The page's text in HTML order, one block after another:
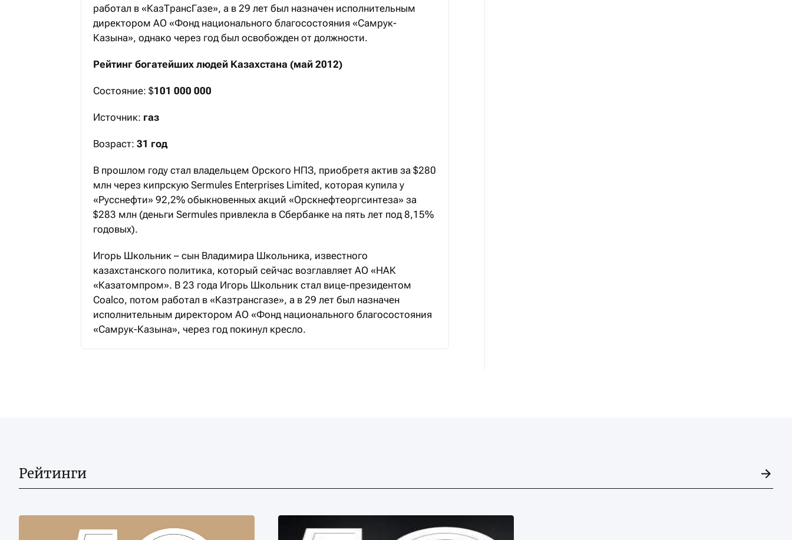
работал в «КазТрансГазе», а в 29 лет был назначен исполнительным
директором АО «Фонд национального благосостояния «Самрук-
Казына», однако через год был освобожден от должности.
Рейтинг богатейших людей Казахстана (май 2012)
Состояние: $101 000 000
Источник: газ
Возраст: 31 год
В прошлом году стал владельцем Орского НПЗ, приобретя актив за $280
млн через кипрскую Sermules Enterprises Limited, которая купила у
«Русснефти» 92,2% обыкновенных акций «Орскнефтеоргсинтеза» за
$283 млн (деньги Sermules привлекла в Сбербанке на пять лет под 8,15%
годовых).
Игорь Школьник – сын Владимира Школьника, известного
казахстанского политика, который сейчас возглавляет АО «НАК
«Казатомпром». В 23 года Игорь Школьник стал вице-президентом
Coalco, потом работал в «Казтранс­газе», а в 29 лет был назначен
исполнительным директором АО «Фонд национального благосостояния
«Самрук-Казына», через год покинул кресло.
Рейтинги